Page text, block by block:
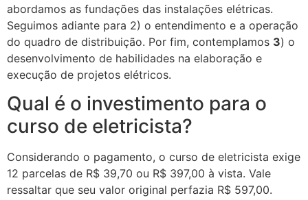
abordamos as fundações das instalações elétricas.
Seguimos adiante para 2) o entendimento e a operação
do quadro de distribuição. Por fim, contemplamos 3) o
desenvolvimento de habilidades na elaboração e
execução de projetos elétricos.
Qual é o investimento para o
curso de eletricista?
Considerando o pagamento, o curso de eletricista exige
12 parcelas de R$ 39,70 ou R$ 397,00 à vista. Vale
ressaltar que seu valor original perfazia R$ 597,00.